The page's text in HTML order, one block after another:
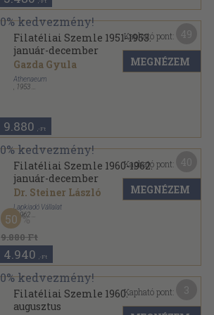
Filatéliai Szemle 1951-1953.
január-december
Gazda Gyula
Athenaeum
1953
9.880 ,-Ft
Kapható pont:
MEGNÉZEM
Filatéliai Szemle 1960-1962.
január-december
Dr. Steiner László
Lapkiadó Vállalat
, 1962
Könyvkötői kötés
Filatéliai Szemle sorozat
9.880 Ft
50
4.940 ,-Ft
Kapható pont:
MEGNÉZEM
Filatéliai Szemle 1960.
augusztus
Kapható pont: